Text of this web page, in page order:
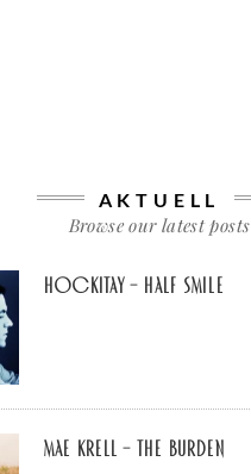
AKTUELL
Browse our latest posts
Hockitay – half smile
Mae Krell – the burden